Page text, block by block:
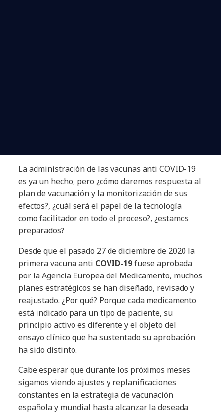
La administración de las vacunas anti COVID-19
es ya un hecho, pero ¿cómo daremos respuesta al
plan de vacunación y la monitorización de sus
efectos?, ¿cuál será el papel de la tecnología
como facilitador en todo el proceso?, ¿estamos
preparados?
Desde que el pasado 27 de diciembre de 2020 la
primera vacuna anti COVID-19fuese aprobada
por la Agencia Europea del Medicamento, muchos
planes estratégicos se han diseñado, revisado y
reajustado. ¿Por qué? Porque cada medicamento
está indicado para un tipo de paciente, su
principio activo es diferente y el objeto del
ensayo clínico que ha sustentado su aprobación
ha sido distinto.
Cabe esperar que durante los próximos meses
sigamos viendo ajustes y replanificaciones
constantes en la estrategia de vacunación
española y mundial hasta alcanzar la deseada